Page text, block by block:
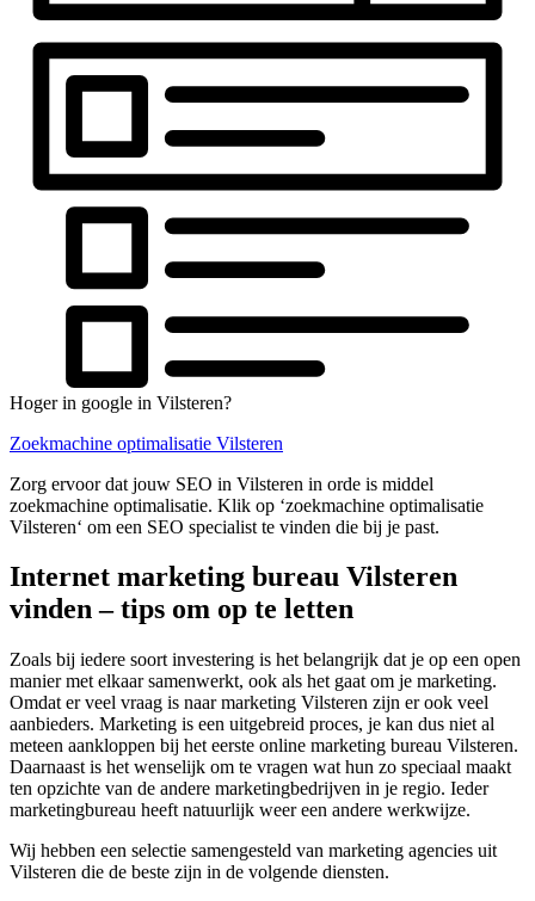
Hoger in google in Vilsteren?
Zoekmachine optimalisatie Vilsteren
Zorg ervoor dat jouw SEO in Vilsteren in orde is middel
zoekmachine optimalisatie. Klik op ‘zoekmachine optimalisatie
Vilsteren‘ om een SEO specialist te vinden die bij je past.
Internet marketing bureau Vilsteren
vinden – tips om op te letten
Zoals bij iedere soort investering is het belangrijk dat je op een open
manier met elkaar samenwerkt, ook als het gaat om je marketing.
Omdat er veel vraag is naar marketing Vilsteren zijn er ook veel
aanbieders. Marketing is een uitgebreid proces, je kan dus niet al
meteen aankloppen bij het eerste online marketing bureau Vilsteren.
Daarnaast is het wenselijk om te vragen wat hun zo speciaal maakt
ten opzichte van de andere marketingbedrijven in je regio. Ieder
marketingbureau heeft natuurlijk weer een andere werkwijze.
Wij hebben een selectie samengesteld van marketing agencies uit
Vilsteren die de beste zijn in de volgende diensten.